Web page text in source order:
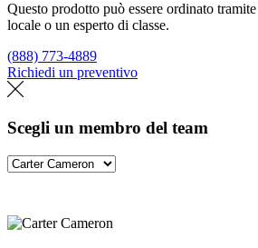
Questo prodotto può essere ordinato
locale o un esperto di classe.
(888) 773-4889
Richiedi un preventivo
Scegli un membro del team